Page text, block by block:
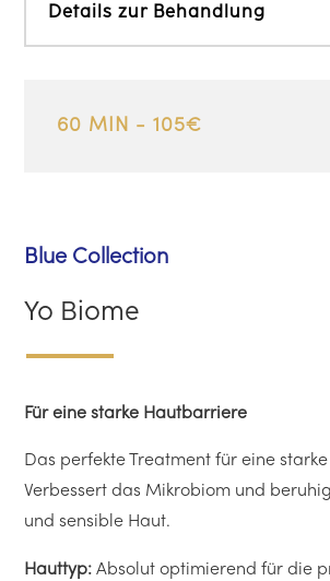
Details zur Behandlung
60 MIN - 105€
Blue Collection
Yo Biome
Für eine starke Hautbarriere
Das perfekte Treatment für eine
Verbessert das Mikrobiom und
und sensible Haut.
Hauttyp: Absolut optimierend für die